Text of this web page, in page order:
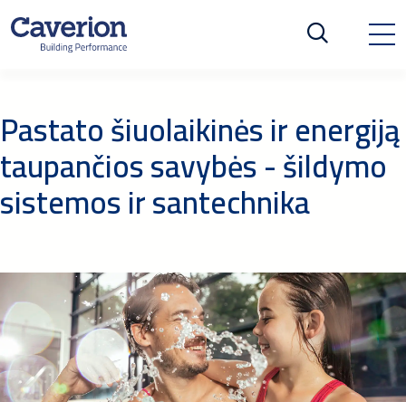
Pastato šiuolaikinės ir energiją
taupančios savybės - šildymo
sistemos ir santechnika